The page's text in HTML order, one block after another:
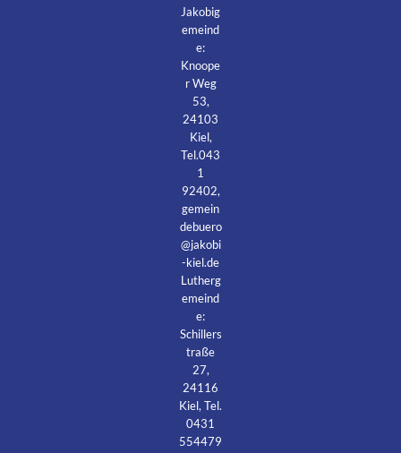
Jakobig
emeind
e:
Knoope
r Weg
53,
24103
Kiel,
Tel.043
1
92402,
gemein
debuero
@jakobi
-kiel.de
Lutherg
emeind
e:
Schillers
traße
27,
24116
Kiel, Tel.
0431
554479